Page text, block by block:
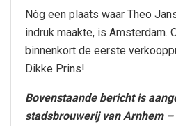
Nóg een plaats waar Theo
indruk maakte, is Amsterdam.
binnenkort de eerste
Dikke Prins!
Bovenstaande bericht is
stadsbrouwerij van Arnhem –